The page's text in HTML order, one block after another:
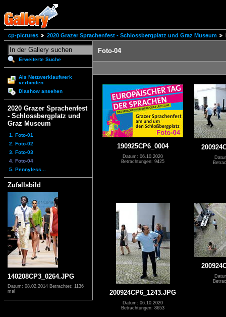
cp-pictures 2020 Grazer Sprachenfest - Schlossbergplatz und Graz Museum
Erweiterte Suche
Als Netzwerklaufwerk
verbinden
Diashow ansehen
2020 Grazer Sprachenfest
- Schlossbergplatz und
Graz Museum
1. Foto-01
2. Foto-02
3. Foto-03
4. Foto-04
5. Pennyless...
Zufallsbild
140208CP3_0264.JPG
Datum: 08.02.2014 Betrachtet: 1136
mal
Foto-04
190925CP6_0004
Datum: 06.10.2020
Betrachtungen: 9425
200924CP6_1243.JPG
Datum: 06.10.2020
Betrachtungen: 8653